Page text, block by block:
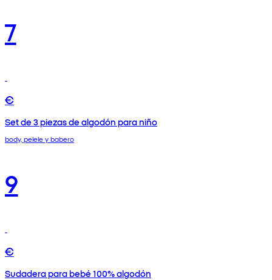
7
€
Set de 3 piezas de algodón para niño
body, pelele y babero
9
€
Sudadera para bebé 100% algodón